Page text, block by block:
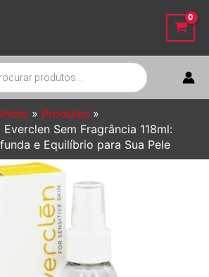
Início
Produtos
Sem Fragrância 118ml:
e Equilíbrio para Sua Pele